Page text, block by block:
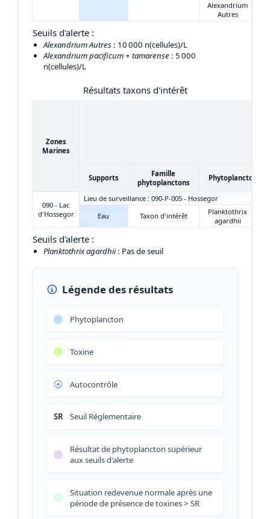
Alexandrium
Autres
Seuils d'alerte :
Alexandrium Autres : 10 000 n(cellules)/L
Alexandrium pacificum + tamarense : 5 000
n(cellules)/L
Résultats taxons d'intérêt
Zones
Marines
Supports
Famille
phytoplanctons
Phytoplanctons
090 - Lac
d'Hossegor
Lieu de surveillance : 090-P-005 - Hossegor
Eau
Taxon d'intérêt
Planktothrix
agardhii
Seuils d'alerte :
Planktothrix agardhii: Pas de seuil
Légende des résultats
Phytoplancton
Toxine
Autocontrôle
SR Seuil Réglementaire
Résultat de phytoplancton supérieur
aux seuils d'alerte
Situation redevenue normale après une
période de présence de toxines > SR